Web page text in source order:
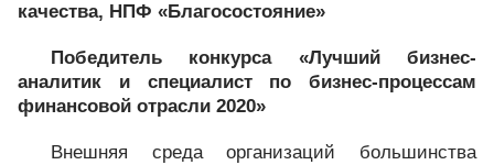
качества, НПФ «Благосостояние»
Победитель конкурса «Лучший бизнес-
аналитик и специалист по бизнес-процессам
финансовой отрасли 2020»
Внешняя среда организаций большинства